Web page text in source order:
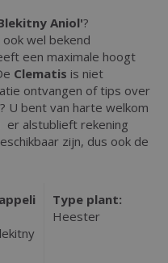
Aniol'?
ook wel bekend
een maximale hoogt
Clematis is niet
ontvangen of tips over
? U bent van harte welkom
er alstublieft rekening
zijn, dus ook de
Type plant:
Heester